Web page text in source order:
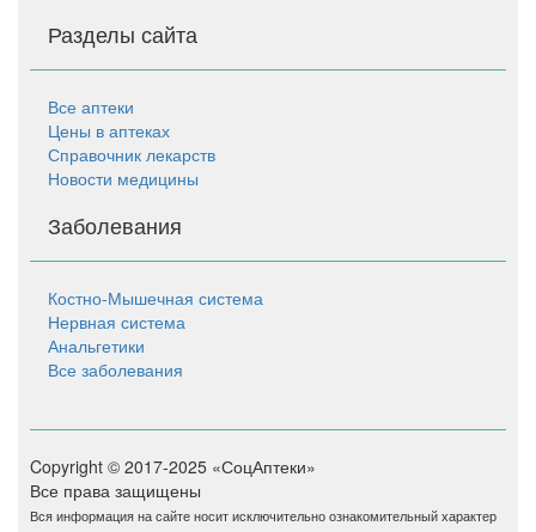
Разделы сайта
Все аптеки
Цены в аптеках
Справочник лекарств
Новости медицины
Заболевания
Костно-Мышечная система
Нервная система
Анальгетики
Все заболевания
Copyright © 2017-2025 «СоцАптеки»
Все права защищены
Вся информация на сайте носит исключительно ознакомительный характер